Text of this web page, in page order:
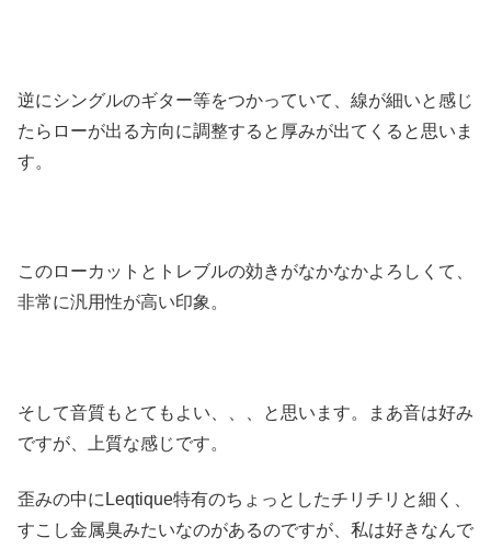
逆にシングルのギター等をつかっていて、線が細いと感じ
たらローが出る方向に調整すると厚みが出てくると思いま
す。
このローカットとトレブルの効きがなかなかよろしくて、
非常に汎用性が高い印象。
そして音質もとてもよい、、、と思います。まあ音は好み
ですが、上質な感じです。
歪みの中にLeqtique特有のちょっとしたチリチリと細く、
すこし金属臭みたいなのがあるのですが、私は好きなんで